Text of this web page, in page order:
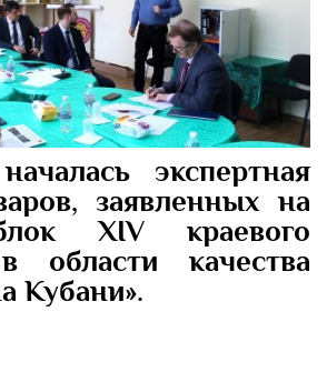
экспертная
заявленных на
XIV краевого
области качества
Кубани».